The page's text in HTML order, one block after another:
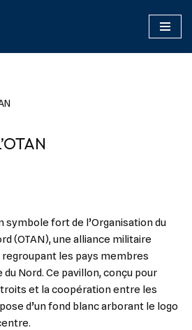
symbole fort de l’Organisation du
(OTAN), une alliance militaire
les pays membres
du Nord. Ce pavillon, conçu pour
et la coopération entre les
d’un fond blanc arborant le logo